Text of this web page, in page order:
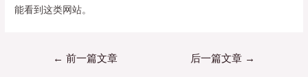
能看到这类网站。
← 前一篇文章 后一篇文章 →